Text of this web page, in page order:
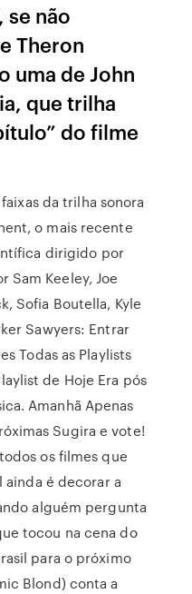
se não
Theron
uma de John
que trilha
do filme
da trilha sonora
o mais recente
dirigido por
Sam Keeley, Joe
Sofia Boutella, Kyle
Sawyers: Entrar
Todas as Playlists
de Hoje Era pós
Amanhã Apenas
Sugira e vote!
os filmes que
é decorar a
alguém pergunta
tocou na cena do
para o próximo
Blond) conta a